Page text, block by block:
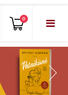
0